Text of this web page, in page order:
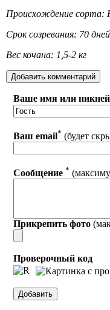
Происхождение сорта:
Срок созревания: 70 дней
Вес кочана: 1,5-2 кг
Ваше имя или
Ваш email* (будет
Сообщение *
Прикрепить фото
Проверочный код